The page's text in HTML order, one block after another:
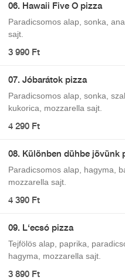
06. Hawaii Five O pizza
Paradicsomos alap, sonka,
sajt.
3 990 Ft
07. Jóbarátok pizza
Paradicsomos alap, sonka,
kukorica, mozzarella sajt.
4 290 Ft
08. Különben dühbe jövünk
Paradicsomos alap, hagyma,
mozzarella sajt.
4 390 Ft
09. L‘ecsó pizza
Tejfölös alap, paprika,
hagyma, mozzarella sajt.
3 890 Ft